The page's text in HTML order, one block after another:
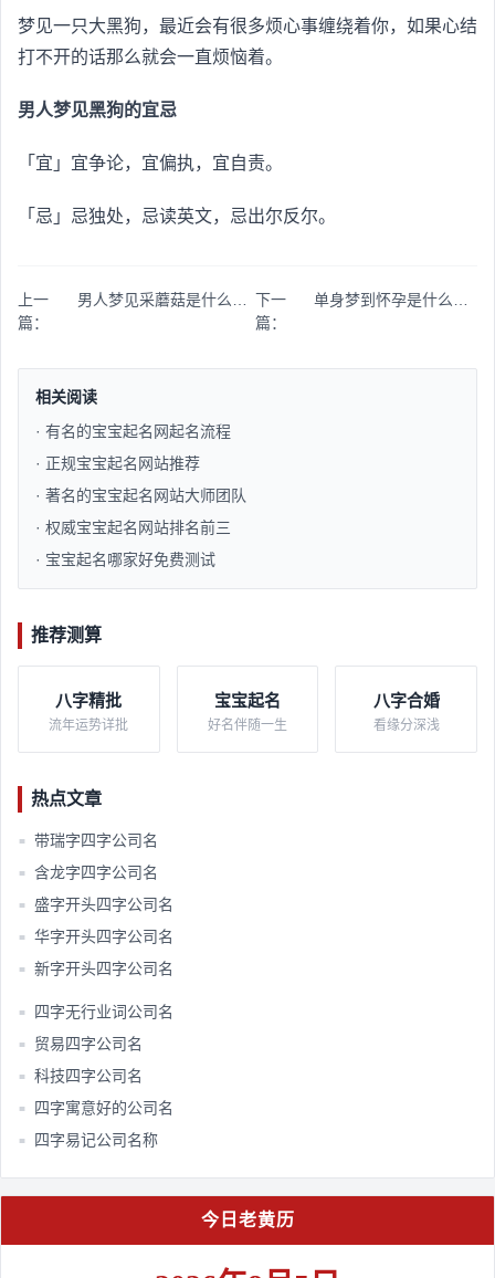
梦见一只大黑狗，最近会有很多烦心事缠绕着你，如果心结
打不开的话那么就会一直烦恼着。
男人梦见黑狗的宜忌
「宜」宜争论，宜偏执，宜自责。
「忌」忌独处，忌读英文，忌出尔反尔。
上一
篇：
男人梦见采蘑菇是什么意思 下一
篇：
单身梦到怀孕是什么意思
相关阅读
· 有名的宝宝起名网起名流程​
· 正规宝宝起名网站推荐​
· 著名的宝宝起名网站大师团队​
· 权威宝宝起名网站排名前三​
· 宝宝起名哪家好免费测试​
推荐测算
八字精批
流年运势详批
宝宝起名
好名伴随一生
八字合婚
看缘分深浅
热点文章
■ 带瑞字四字公司名
■ 含龙字四字公司名
■ 盛字开头四字公司名
■ 华字开头四字公司名
■ 新字开头四字公司名
■ 四字无行业词公司名
■ 贸易四字公司名
■ 科技四字公司名
■ 四字寓意好的公司名
■ 四字易记公司名称
今日老黄历